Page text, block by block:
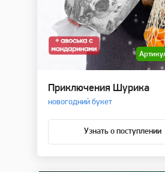
Приключения Шурика
новогодний букет
Узнать о поступлении